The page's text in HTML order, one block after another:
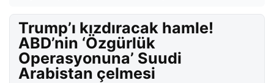
Trump’ı kızdıracak hamle!
ABD’nin ‘Özgürlük
Operasyonuna’ Suudi
Arabistan çelmesi